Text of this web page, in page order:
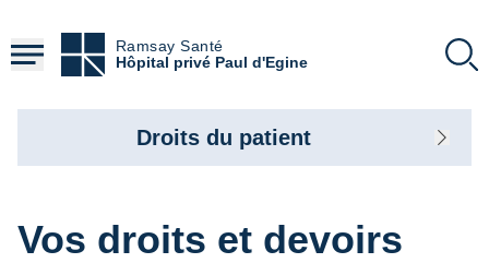
contenu
principal
Ramsay Santé
Hôpital privé Paul d'Egine
Vos droits et devoirs
Droits du patient